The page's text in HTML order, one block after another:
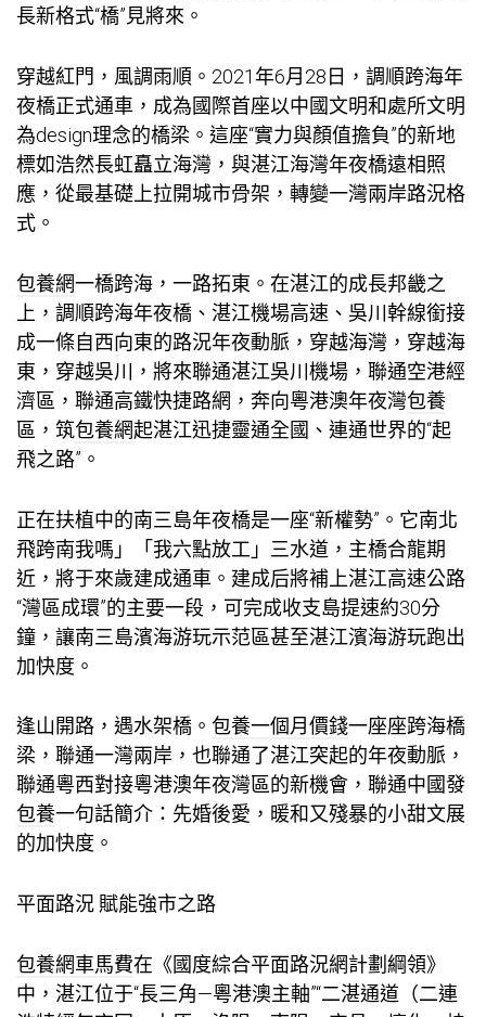
長新格式“橋”見將來。
穿越紅門，風調雨順。2021年6月28日，調順跨海年
夜橋正式通車，成為國際首座以中國文明和處所文明
為design理念的橋梁。這座“實力與顏值擔負”的新地
標如浩然長虹矗立海灣，與湛江海灣年夜橋遠相照
應，從最基礎上拉開城市骨架，轉變一灣兩岸路況格
式。
包養網一橋跨海，一路拓東。在湛江的成長邦畿之
上，調順跨海年夜橋、湛江機場高速、吳川幹線銜接
成一條自西向東的路況年夜動脈，穿越海灣，穿越海
東，穿越吳川，將來聯通湛江吳川機場，聯通空港經
濟區，聯通高鐵快捷路網，奔向粵港澳年夜灣包養
區，筑包養網起湛江迅捷靈通全國、連通世界的“起
飛之路”。
正在扶植中的南三島年夜橋是一座“新權勢”。它南北
飛跨南我嗎」「我六點放工」三水道，主橋合龍期
近，將于來歲建成通車。建成后將補上湛江高速公路
“灣區成環”的主要一段，可完成收支島提速約30分
鐘，讓南三島濱海游玩示范區甚至湛江濱海游玩跑出
加快度。
逢山開路，遇水架橋。 包養一個月價錢一座座跨海橋
梁，聯通一灣兩岸，也聯通了湛江突起的年夜動脈，
聯通粵西對接粵港澳年夜灣區的新機會，聯通中國發
包養一句話簡介：先婚後愛，暖和又殘暴的小甜文展
的加快度。
平面路況 賦能強市之路
包養網車馬費在《國度綜合平面路況網計劃綱領》
中，湛江位于“長三角—粵港澳主軸”“二湛通道（二連